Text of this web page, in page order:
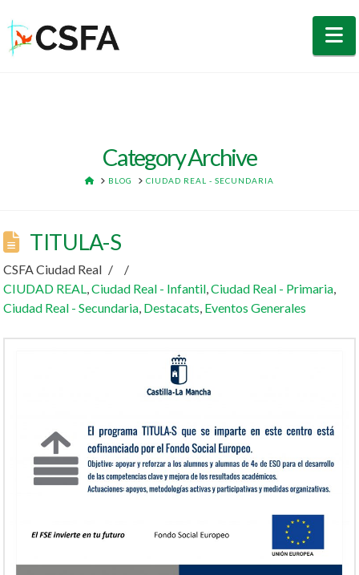
Category Archive
HOME
BLOG CIUDAD REAL - SECUNDARIA
TITULA-S
CSFA Ciudad Real
CIUDAD REAL,Ciudad Real - Infantil,Ciudad Real - Primaria,
Ciudad Real - Secundaria, Destacats, Eventos Generales